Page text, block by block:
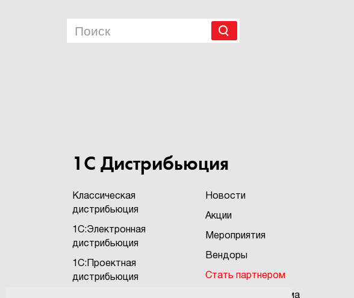
1С Дистрибьюция
Классическая
дистрибьюция
1С:Электронная
дистрибьюция
1С:Проектная
дистрибьюция
Новости
Акции
Мероприятия
Вендоры
Стать партнером
Бонусная программа